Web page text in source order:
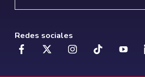
Redes sociales